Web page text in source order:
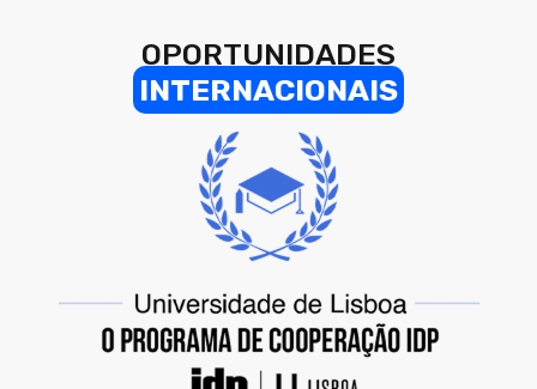
OPORTUNIDADES
INTERNACIONAIS